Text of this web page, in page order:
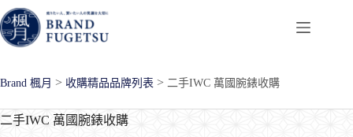
跳
至
主
內
Brand 楓月 > 收購精品品牌列表 > 二手IWC 萬國腕錶收購
二手IWC 萬國腕錶收購